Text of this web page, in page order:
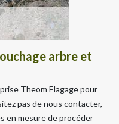
arbre et
Theom Elagage pour
pas de nous contacter,
en mesure de procéder